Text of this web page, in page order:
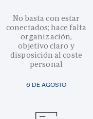
6 DE AGOSTO
No basta con estar
conectados; hace falta
organización,
objetivo claro y
disposición al coste
personal